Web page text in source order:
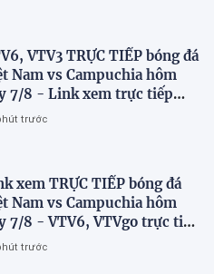
VTV3 TRỰC TIẾP bóng đá
Nam vs Campuchia hôm
7/8 - Link xem trực tiếp
Cup 2026 mới nhất
trước
xem TRỰC TIẾP bóng đá
Nam vs Campuchia hôm
7/8 - VTV6, VTVgo trực tiếp
Cup 2026
trước